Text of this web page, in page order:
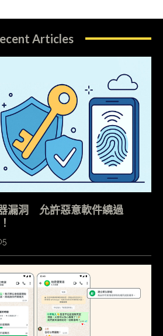
Articles
漏洞 允許惡意軟件繞過